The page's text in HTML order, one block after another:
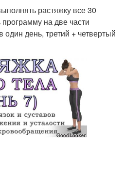
растяжку все 30
на две части
день, третий + четвертый